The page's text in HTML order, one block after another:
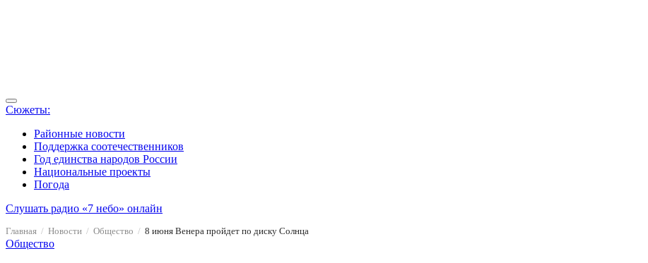
Сюжеты:
Районные новости
Поддержка соотечественников
Год единства народов России
Национальные проекты
Погода
Слушать радио «7 небо» онлайн
Главная Новости Общество 8 июня Венера пройдет по диску Солнца
Общество